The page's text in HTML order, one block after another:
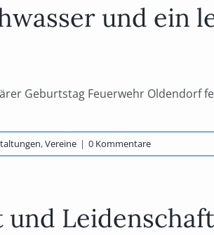
und ein
Geburtstag Feuerwehr Oldendorf
,Vereine | 0 Kommentare
und Leidenschaft